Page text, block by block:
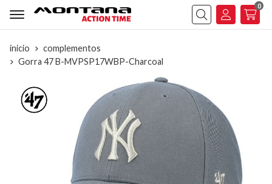
Buscar
0
inicio
complementos
Gorra 47 B-MVPSP17WBP-Charcoal